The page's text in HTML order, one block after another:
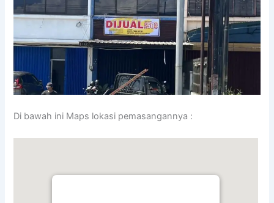
Di bawah ini Maps lokasi pemasangannya :